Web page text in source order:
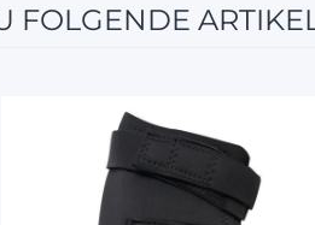
FOLGENDE